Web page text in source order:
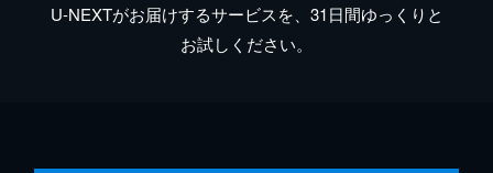
U-NEXTがお届けするサービスを、31日間ゆっくりと
お試しください。